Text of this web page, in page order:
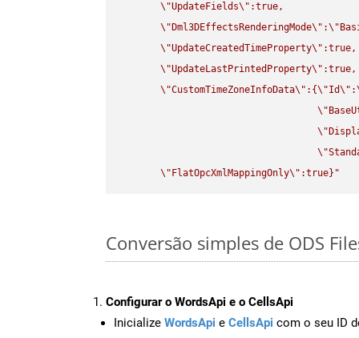
\"UpdateFields\" :true,
\" Dml3DEffectsRenderingMode\" :\"
\"UpdateCreatedTimeProperty\" :true,
\"UpdateLastPrintedProperty\" :true,
\"CustomTimeZoneInfoData\" :{\"Id\" :
\"
\"
\"
\" FlatOpcXmlMappingOnly\" :true}"
Conversão simples de ODS
Configurar o WordsApi e o CellsApi
Inicialize WordsApi e CellsApi com o seu ID